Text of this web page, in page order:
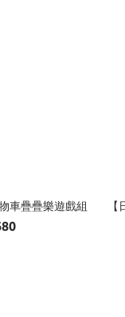
車疊疊樂遊戲組